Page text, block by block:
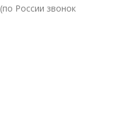
(по России звонок